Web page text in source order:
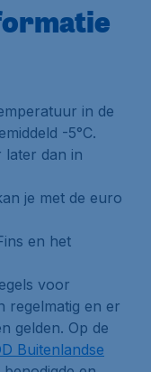
in de
-5°C.
later dan in
je met de euro
en het
voor
regelmatig en er
gelden. Op de
Buitenlandse